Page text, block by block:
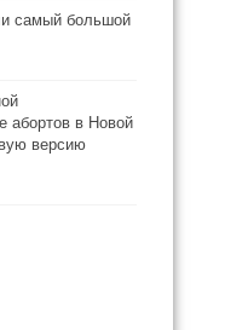
самый большой
абортов в Новой
версию